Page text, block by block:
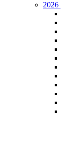
2026